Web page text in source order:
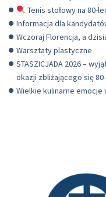
Tenis stołowy na 80-
Informacja dla
Wczoraj Florencja, a
Warsztaty plastyczne
STASZICJADA 2026 –
okazji zbliżającego się
Wielkie kulinarne emocje